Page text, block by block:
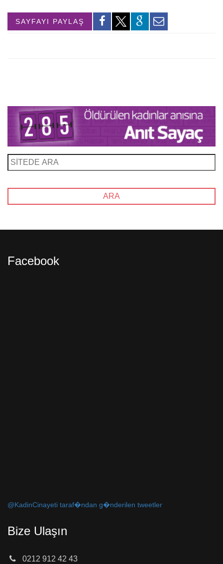
SAYFAYI PAYLAŞ
Facebook
@KadinCinayeti taraf�ndan g�nderilen tweetler
Bize Ulaşın
0212 912 42 43